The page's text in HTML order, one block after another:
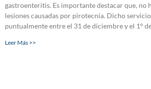
gastroenteritis. Es importante destacar que, no
lesiones causadas por pirotecnia. Dicho
puntualmente entre el 31 de diciembre y el 1°
Leer Más >>